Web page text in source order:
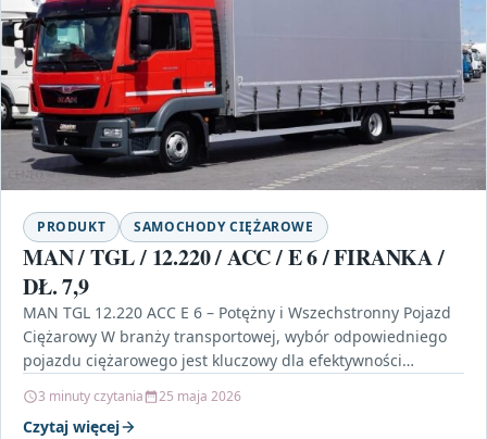
PRODUKT SAMOCHODY CIĘŻAROWE
MAN / TGL / 12.220 / ACC / E 6 / FIRANKA /
DŁ. 7,9
MAN TGL 12.220 ACC E 6 – Potężny i Wszechstronny Pojazd
Ciężarowy W branży transportowej, wybór odpowiedniego
pojazdu ciężarowego jest kluczowy dla efektywności
3 minuty czytania 25 maja 2026
Czytaj więcej